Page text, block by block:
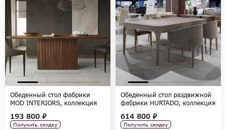
Обеденный стол фабрики
MOD INTERIORS, коллекция
193 800 ₽
Получить скидку
Обеденный стол раздвижной
фабрики HURTADO, коллекция
614 800 ₽
Получить скидку